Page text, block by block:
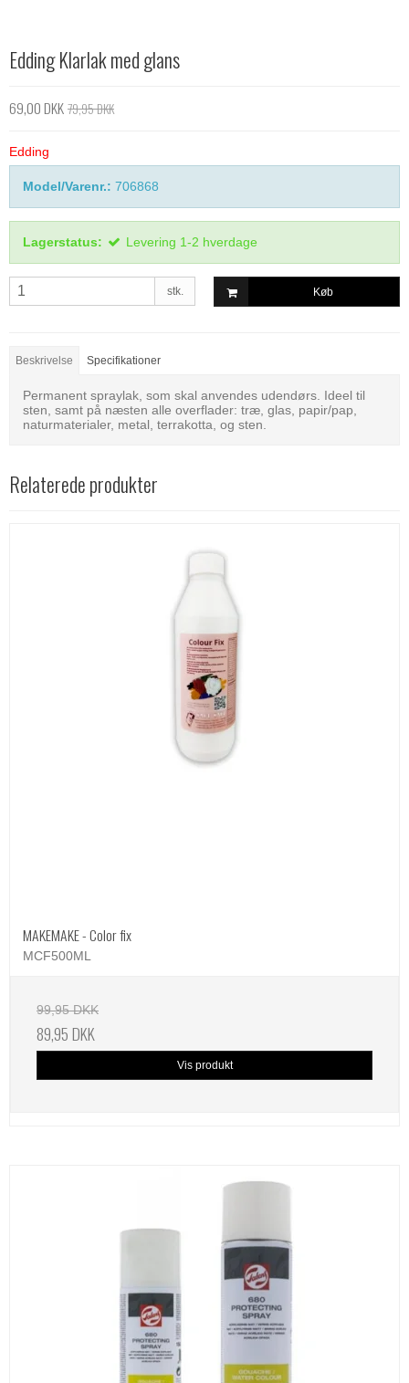
Edding Klarlak med glans
69,00 DKK79,95 DKK
Edding
Model/Varenr.: 706868
Lagerstatus: Levering 1-2 hverdage
stk. Køb
Beskrivelse Specifikationer
Permanent spraylak, som skal anvendes udendørs. Ideel til
sten, samt på næsten alle overflader: træ, glas, papir/pap,
naturmaterialer, metal, terrakotta, og sten.
Relaterede produkter
MAKEMAKE - Color fix
MCF500ML
99,95 DKK
89,95 DKK
Vis produkt